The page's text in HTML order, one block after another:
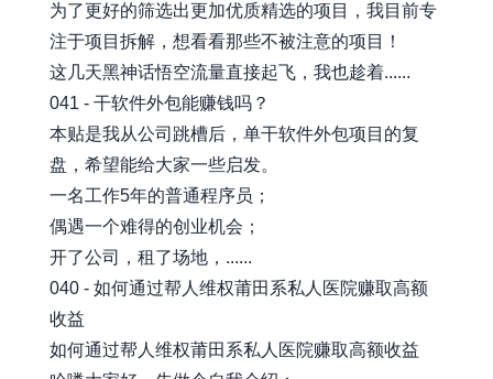
为了更好的筛选出更加优质精选的项目，我目前专
注于项目拆解，想看看那些不被注意的项目！
这几天黑神话悟空流量直接起飞，我也趁着......
041 - 干软件外包能赚钱吗？
本贴是我从公司跳槽后，单干软件外包项目的复
盘，希望能给大家一些启发。
一名工作5年的普通程序员；
偶遇一个难得的创业机会；
开了公司，租了场地，......
040 - 如何通过帮人维权莆田系私人医院赚取高额
收益
如何通过帮人维权莆田系私人医院赚取高额收益